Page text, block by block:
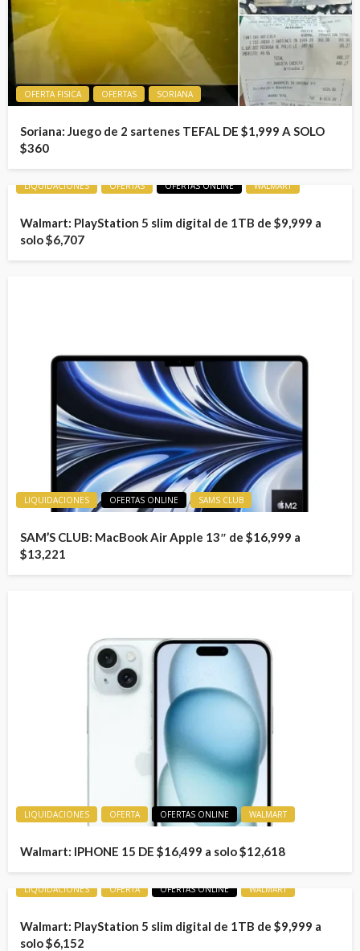
OFERTA FISICA OFERTAS SORIANA
Soriana: Juego de 2 sartenes TEFAL DE $1,999 A SOLO
$360
LIQUIDACIONES OFERTAS OFERTAS ONLINE WALMART
Walmart: PlayStation 5 slim digital de 1TB de $9,999 a
solo $6,707
LIQUIDACIONES OFERTAS ONLINE SAMS CLUB
SAM’S CLUB: MacBook Air Apple 13″ de $16,999 a
$13,221
LIQUIDACIONES OFERTA OFERTAS ONLINE WALMART
Walmart: IPHONE 15 DE $16,499 a solo $12,618
LIQUIDACIONES OFERTA OFERTAS ONLINE WALMART
Walmart: PlayStation 5 slim digital de 1TB de $9,999 a
solo $6,152